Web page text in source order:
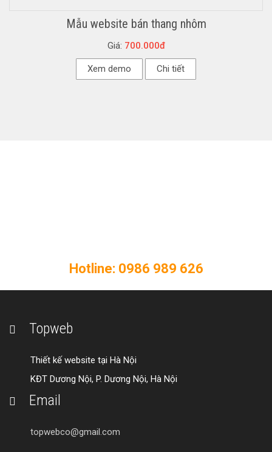
Mẫu website bán thang nhôm
Giá: 700.000đ
Xem demo Chi tiết
Hotline: 0986 989 626
Topweb
Thiết kế website tại Hà Nội
KĐT Dương Nội, P. Dương Nội, Hà Nội
Email
topwebco@gmail.com